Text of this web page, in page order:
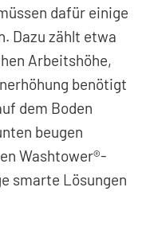
dafür einige
Dazu zählt etwa
Arbeitshöhe,
benötigt
dem Boden
beugen
Washtower®-
smarte Lösungen